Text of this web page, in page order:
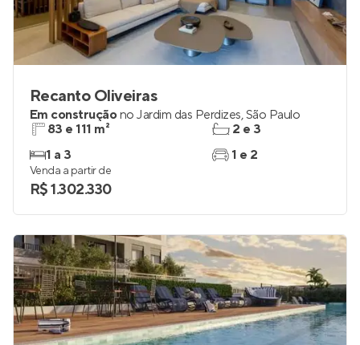
Recanto Oliveiras
Em construçãono Jardim das Perdizes,São Paulo
83 e 111 m²
1 a 3
2 e 3
1 e 2
Venda a partir de
R$ 1.302.330